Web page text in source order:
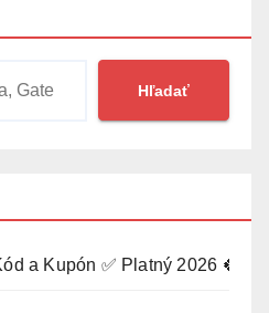
Hľadať
a Kupón ✅ Platný 2026 🍀